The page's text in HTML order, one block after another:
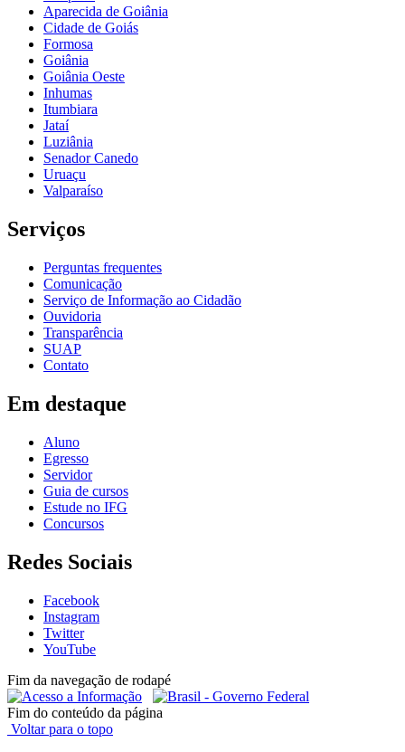
Aparecida de Goiânia
Cidade de Goiás
Formosa
Goiânia
Goiânia Oeste
Inhumas
Itumbiara
Jataí
Luziânia
Senador Canedo
Uruaçu
Valparaíso
Serviços
Perguntas frequentes
Comunicação
Serviço de Informação ao Cidadão
Ouvidoria
Transparência
SUAP
Contato
Em destaque
Aluno
Egresso
Servidor
Guia de cursos
Estude no IFG
Concursos
Redes Sociais
Facebook
Instagram
Twitter
YouTube
Fim da navegação de rodapé
Fim do conteúdo da página
Voltar para o topo